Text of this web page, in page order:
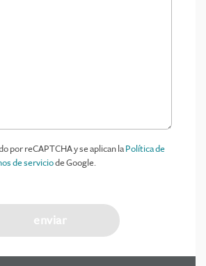
por reCAPTCHA y se aplican laPolítica de
de serviciode Google.